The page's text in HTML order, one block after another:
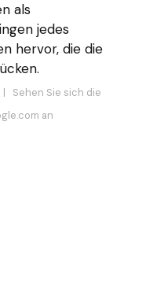
als
jedes
hervor, die die
| Sehen Sie sich die
an